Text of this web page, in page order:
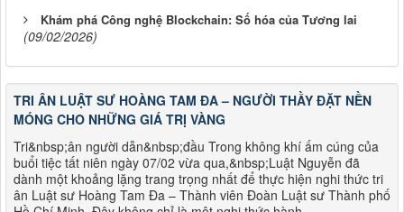
Khám phá Công nghệ Blockchain: Số hóa của Tương lai
(09/02/2026)
TRI ÂN LUẬT SƯ HOÀNG TAM ĐA – NGƯỜI THẦY ĐẶT NỀN
MÓNG CHO NHỮNG GIÁ TRỊ VÀNG
Tri&nbsp;ân người dẫn&nbsp;đầu Trong không khí ấm cúng của
buổi tiệc tất niên ngày 07/02 vừa qua,&nbsp;Luật Nguyễn đã
dành một khoảng lặng trang trọng nhất để thực hiện nghi thức tri
ân Luật sư Hoàng Tam Đa – Thành viên Đoàn Luật sư Thành phố